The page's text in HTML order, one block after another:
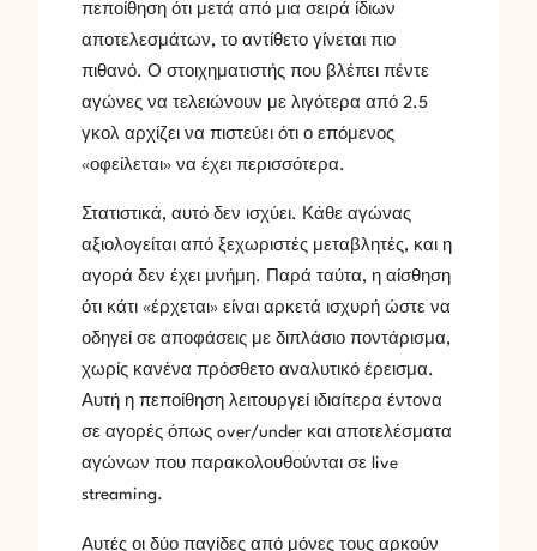
πεποίθηση ότι μετά από μια σειρά ίδιων
αποτελεσμάτων, το αντίθετο γίνεται πιο
πιθανό. Ο στοιχηματιστής που βλέπει πέντε
αγώνες να τελειώνουν με λιγότερα από 2.5
γκολ αρχίζει να πιστεύει ότι ο επόμενος
«οφείλεται» να έχει περισσότερα.
Στατιστικά, αυτό δεν ισχύει. Κάθε αγώνας
αξιολογείται από ξεχωριστές μεταβλητές, και η
αγορά δεν έχει μνήμη. Παρά ταύτα, η αίσθηση
ότι κάτι «έρχεται» είναι αρκετά ισχυρή ώστε να
οδηγεί σε αποφάσεις με διπλάσιο ποντάρισμα,
χωρίς κανένα πρόσθετο αναλυτικό έρεισμα.
Αυτή η πεποίθηση λειτουργεί ιδιαίτερα έντονα
σε αγορές όπως over/under και αποτελέσματα
αγώνων που παρακολουθούνται σε live
streaming.
Αυτές οι δύο παγίδες από μόνες τους αρκούν